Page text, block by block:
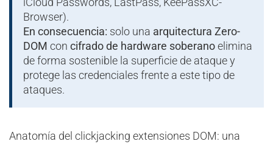
Browser).
En consecuencia: solo una arquitectura Zero-
DOM con cifrado de hardware soberanoelimina
de forma sostenible la superficie de ataque y
protege las credenciales frente a este tipo de
ataques.
Anatomía del clickjacking extensiones DOM: una